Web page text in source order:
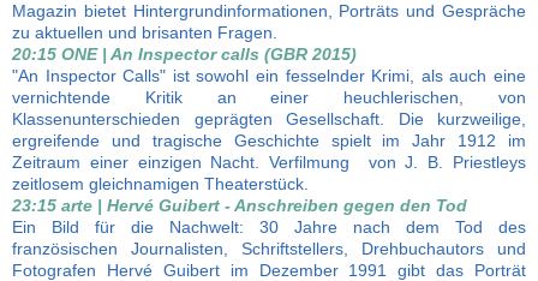
Magazin bietet Hintergrundinformationen, Porträts und Gespräche
zu aktuellen und brisanten Fragen.
20:15 ONE | An Inspector calls (GBR 2015)
"An Inspector Calls" ist sowohl ein fesselnder Krimi, als auch eine
vernichtende Kritik an einer heuchlerischen, von
Klassenunterschieden geprägten Gesellschaft. Die kurzweilige,
ergreifende und tragische Geschichte spielt im Jahr 1912 im
Zeitraum einer einzigen Nacht. Verfilmung von J. B. Priestleys
zeitlosem gleichnamigen Theaterstück.
23:15 arte | Hervé Guibert - Anschreiben gegen den Tod
Ein Bild für die Nachwelt: 30 Jahre nach dem Tod des
französischen Journalisten, Schriftstellers, Drehbuchautors und
Fotografen Hervé Guibert im Dezember 1991 gibt das Porträt